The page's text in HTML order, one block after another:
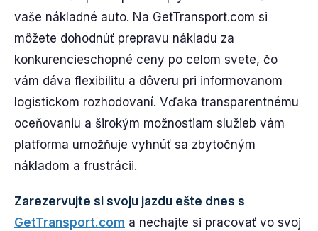
vaše nákladné auto. Na GetTransport.com si
môžete dohodnúť prepravu nákladu za
konkurencieschopné ceny po celom svete, čo
vám dáva flexibilitu a dôveru pri informovanom
logistickom rozhodovaní. Vďaka transparentnému
oceňovaniu a širokým možnostiam služieb vám
platforma umožňuje vyhnúť sa zbytočným
nákladom a frustrácii.
Zarezervujte si svoju jazdu ešte dnes s
GetTransport.com a nechajte si pracovať vo svoj